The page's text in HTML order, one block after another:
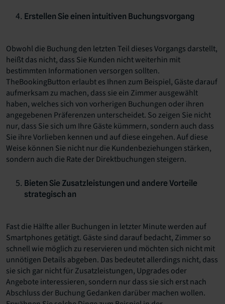
Erstellen Sie einen intuitiven Buchungsvorgang
Obwohl die Buchung den letzten Teil dieses Vorgangs darstellt,
heißt das nicht, dass Sie Kunden nicht weiterhin mit
bestimmten Informationen versorgen sollten.
TheBookingButton erlaubt es Ihnen zum Beispiel, Gäste darauf
aufmerksam zu machen, dass sie ein Zimmer ausgewählt
haben, welches sich von vorherigen Buchungen oder ihren
angegebenen Präferenzen unterscheidet. So zeigen Sie nicht
nur, dass Sie sich um Ihre Gäste kümmern, sondern auch dass
Sie ihre Vorlieben kennen und auf diese eingehen. Auf diese
Weise können Sie nicht nur die Kundenbeziehungen stärken,
sondern auch die Rate der Direktbuchungen steigern.
Bieten Sie Zusatzleistungen und andere Vorteile
strategisch an
Fast die Hälfte aller Buchungen in letzter Minute werden auf
Smartphones getätigt. Gäste sind darauf bedacht, Zimmer so
schnell wie möglich zu reservieren und möchten sich nicht mit
unnötigen Details abgeben. Das bedeutet allerdings nicht, dass
sie sich gar nicht für Zusatzleistungen, Upgrades oder
Angebote interessieren, sondern nur dass sie sich erst nach
Abschluss der Buchung Gedanken darüber machen wollen.